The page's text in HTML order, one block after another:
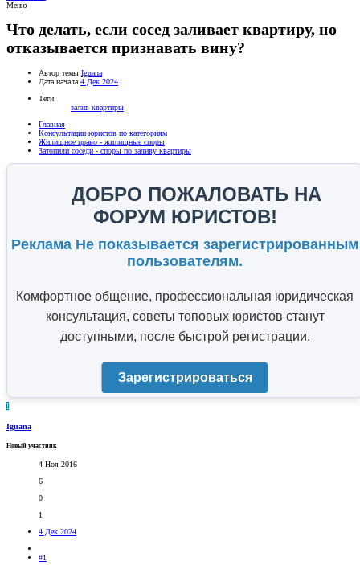
Меню
Что делать, если сосед заливает квартиру, но
отказывается признавать вину?
Автор темы Iguana
Дата начала 4 Дек 2024
Теги
залив квартиры
Главная
Консультации юристов по категориям
Жилищное право - жилищные споры
Затопили соседи - споры по заливу квартиры
ДОБРО ПОЖАЛОВАТЬ НА
ФОРУМ ЮРИСТОВ!
Реклама Не показывается зарегистрированным
пользователям.
Комфортное общение, профессиональная юридическая
консультация, советы топовых юристов станут
доступными, после быстрой регистрации.
Зарегистрироваться
I
Iguana
Новый участник
4 Ноя 2016
6
0
1
4 Дек 2024
#1